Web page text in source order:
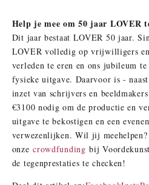
Help je mee om 50 jaar LOVER
Dit jaar bestaat LOVER 50 jaar.
LOVER volledig op vrijwilligers
verleden te eren en ons jubileum
fysieke uitgave. Daarvoor is -
inzet van schrijvers en
€3100 nodig om de productie en
uitgave te bekostigen en een
verwezenlijken. Wil jij meehelpen?
onzecrowdfunding bij
de tegenprestaties te checken!